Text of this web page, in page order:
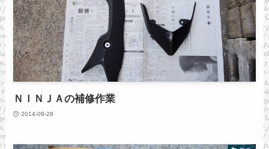
ＮＩＮＪＡの補修作業
2014-09-28